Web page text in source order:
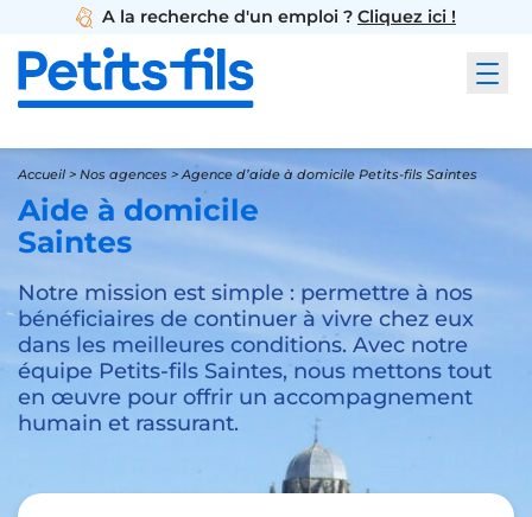
A la recherche d'un emploi ? Cliquez ici !
Accueil > Nos agences >Agence d’aide à domicile Petits-fils Saintes
Aide à domicile
Saintes
Notre mission est simple : permettre à nos
bénéficiaires de continuer à vivre chez eux
dans les meilleures conditions. Avec notre
équipe Petits-fils Saintes, nous mettons tout
en œuvre pour offrir un accompagnement
humain et rassurant.